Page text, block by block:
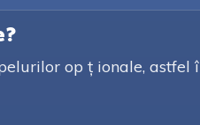
op ț ionale,